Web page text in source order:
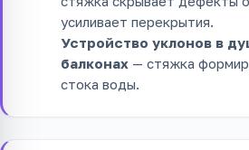
усиливает перекрытия.
Устройство уклонов в
балконах — стяжка
стока воды.